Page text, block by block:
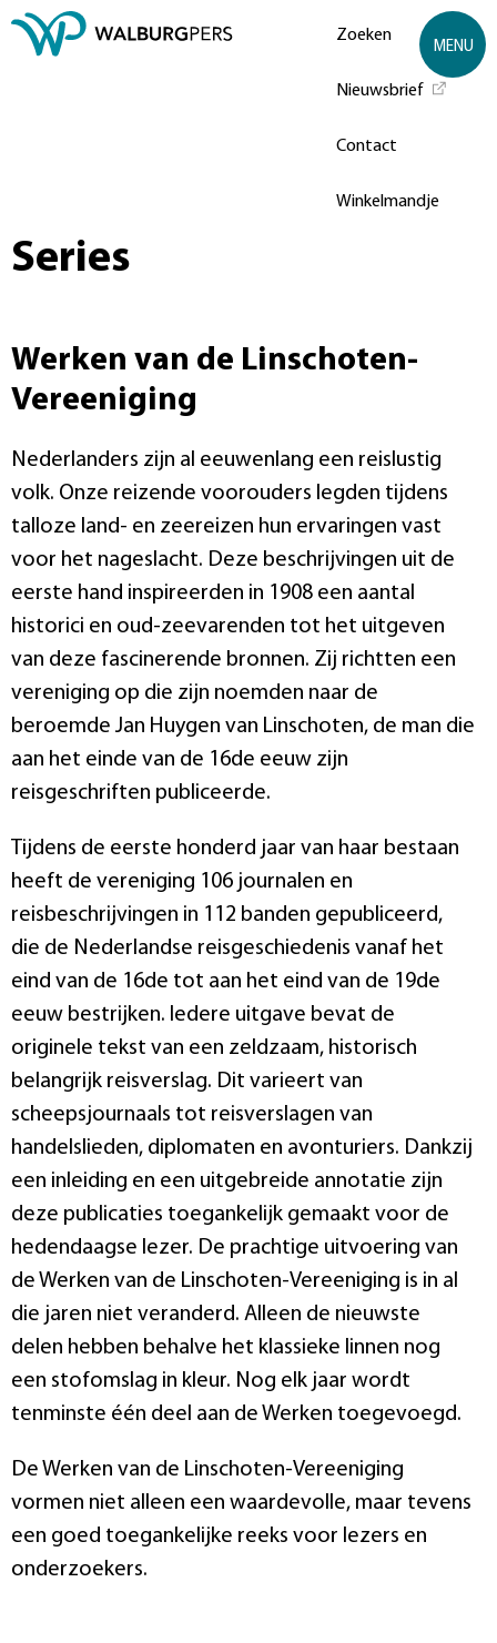
Zoeken
Nieuwsbrief
Contact
Winkelmandje
MENU
Series
Werken van de Linschoten-
Vereeniging
Nederlanders zijn al eeuwenlang een reislustig
volk. Onze reizende voorouders legden tijdens
talloze land- en zeereizen hun ervaringen vast
voor het nageslacht. Deze beschrijvingen uit de
eerste hand inspireerden in 1908 een aantal
historici en oud-zeevarenden tot het uitgeven
van deze fascinerende bronnen. Zij richtten een
vereniging op die zijn noemden naar de
beroemde Jan Huygen van Linschoten, de man die
aan het einde van de 16de eeuw zijn
reisgeschriften publiceerde.
Tijdens de eerste honderd jaar van haar bestaan
heeft de vereniging 106 journalen en
reisbeschrijvingen in 112 banden gepubliceerd,
die de Nederlandse reisgeschiedenis vanaf het
eind van de 16de tot aan het eind van de 19de
eeuw bestrijken. Iedere uitgave bevat de
originele tekst van een zeldzaam, historisch
belangrijk reisverslag. Dit varieert van
scheepsjournaals tot reisverslagen van
handelslieden, diplomaten en avonturiers. Dankzij
een inleiding en een uitgebreide annotatie zijn
deze publicaties toegankelijk gemaakt voor de
hedendaagse lezer. De prachtige uitvoering van
de Werken van de Linschoten-Vereeniging is in al
die jaren niet veranderd. Alleen de nieuwste
delen hebben behalve het klassieke linnen nog
een stofomslag in kleur. Nog elk jaar wordt
tenminste één deel aan de Werken toegevoegd.
De Werken van de Linschoten-Vereeniging
vormen niet alleen een waardevolle, maar tevens
een goed toegankelijke reeks voor lezers en
onderzoekers.